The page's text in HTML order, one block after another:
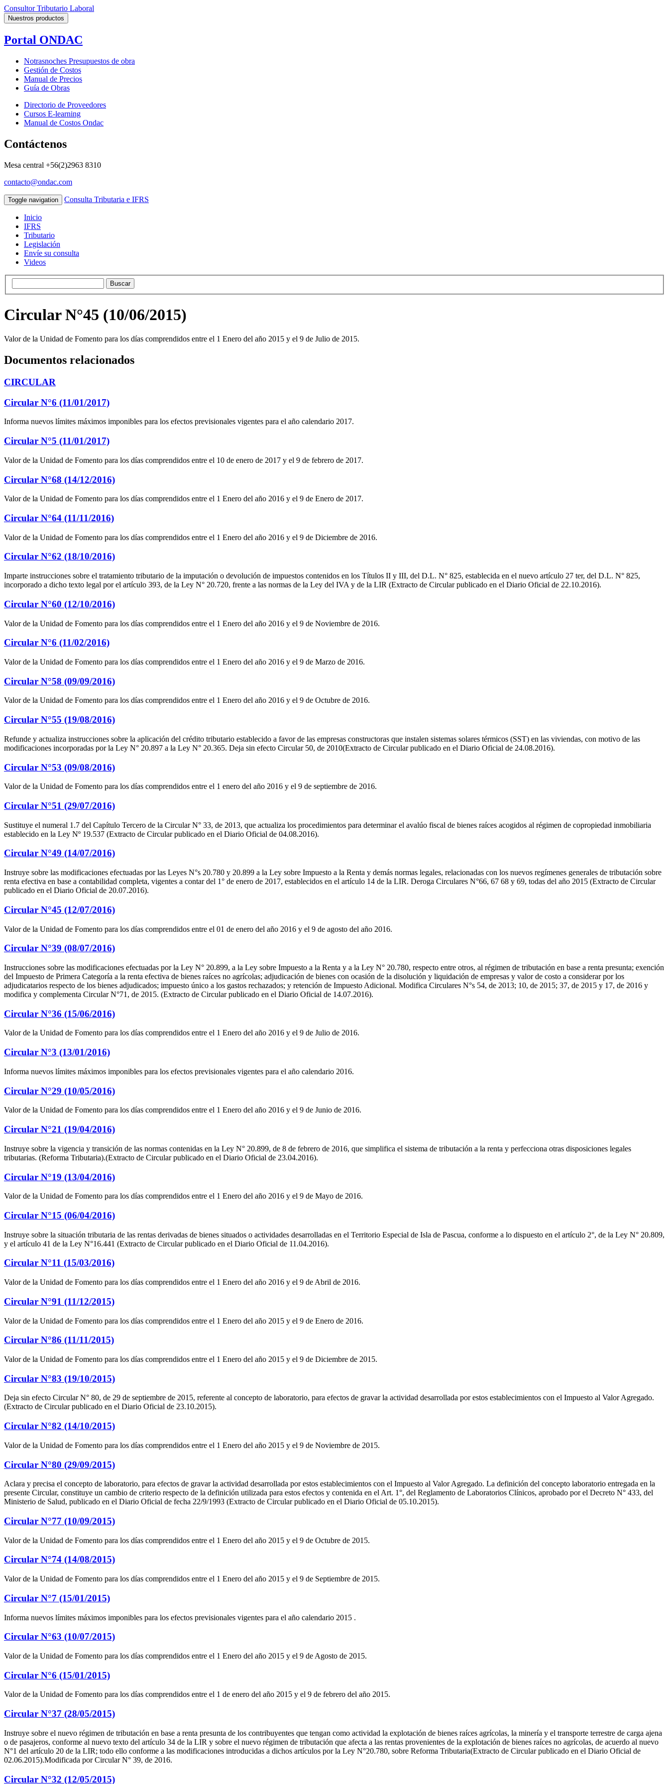
Consultor Tributario Laboral
Nuestros productos
Portal ONDAC
Notrasnoches Presupuestos de obra
Gestión de Costos
Manual de Precios
Guía de Obras
Directorio de Proveedores
Cursos E-learning
Manual de Costos Ondac
Contáctenos
Mesa central +56(2)2963 8310
contacto@ondac.com
Toggle navigation Consulta Tributaria e IFRS
Inicio
IFRS
Tributario
Legislación
Envíe su consulta
Videos
Circular N°45 (10/06/2015)
Valor de la Unidad de Fomento para los días comprendidos entre el 1 Enero del año 2015 y el 9 de Julio de 2015.
Documentos relacionados
CIRCULAR
Circular N°6 (11/01/2017)
Informa nuevos límites máximos imponibles para los efectos previsionales vigentes para el año calendario 2017.
Circular N°5 (11/01/2017)
Valor de la Unidad de Fomento para los días comprendidos entre el 10 de enero de 2017 y el 9 de febrero de 2017.
Circular N°68 (14/12/2016)
Valor de la Unidad de Fomento para los días comprendidos entre el 1 Enero del año 2016 y el 9 de Enero de 2017.
Circular N°64 (11/11/2016)
Valor de la Unidad de Fomento para los días comprendidos entre el 1 Enero del año 2016 y el 9 de Diciembre de 2016.
Circular N°62 (18/10/2016)
Imparte instrucciones sobre el tratamiento tributario de la imputación o devolución de impuestos contenidos en los Títulos II y III, del D.L. N° 825, establecida en el nuevo artículo 27 ter, del D.L. N° 825,
incorporado a dicho texto legal por el artículo 393, de la Ley N° 20.720, frente a las normas de la Ley del IVA y de la LIR (Extracto de Circular publicado en el Diario Oficial de 22.10.2016).
Circular N°60 (12/10/2016)
Valor de la Unidad de Fomento para los días comprendidos entre el 1 Enero del año 2016 y el 9 de Noviembre de 2016.
Circular N°6 (11/02/2016)
Valor de la Unidad de Fomento para los días comprendidos entre el 1 Enero del año 2016 y el 9 de Marzo de 2016.
Circular N°58 (09/09/2016)
Valor de la Unidad de Fomento para los días comprendidos entre el 1 Enero del año 2016 y el 9 de Octubre de 2016.
Circular N°55 (19/08/2016)
Refunde y actualiza instrucciones sobre la aplicación del crédito tributario establecido a favor de las empresas constructoras que instalen sistemas solares térmicos (SST) en las viviendas, con motivo de las
modificaciones incorporadas por la Ley N° 20.897 a la Ley N° 20.365. Deja sin efecto Circular 50, de 2010(Extracto de Circular publicado en el Diario Oficial de 24.08.2016).
Circular N°53 (09/08/2016)
Valor de la Unidad de Fomento para los días comprendidos entre el 1 enero del año 2016 y el 9 de septiembre de 2016.
Circular N°51 (29/07/2016)
Sustituye el numeral 1.7 del Capítulo Tercero de la Circular N° 33, de 2013, que actualiza los procedimientos para determinar el avalúo fiscal de bienes raíces acogidos al régimen de copropiedad inmobiliaria
establecido en la Ley Nº 19.537 (Extracto de Circular publicado en el Diario Oficial de 04.08.2016).
Circular N°49 (14/07/2016)
Instruye sobre las modificaciones efectuadas por las Leyes N°s 20.780 y 20.899 a la Ley sobre Impuesto a la Renta y demás normas legales, relacionadas con los nuevos regímenes generales de tributación sobre
renta efectiva en base a contabilidad completa, vigentes a contar del 1° de enero de 2017, establecidos en el artículo 14 de la LIR. Deroga Circulares N°66, 67 68 y 69, todas del año 2015 (Extracto de Circular
publicado en el Diario Oficial de 20.07.2016).
Circular N°45 (12/07/2016)
Valor de la Unidad de Fomento para los días comprendidos entre el 01 de enero del año 2016 y el 9 de agosto del año 2016.
Circular N°39 (08/07/2016)
Instrucciones sobre las modificaciones efectuadas por la Ley N° 20.899, a la Ley sobre Impuesto a la Renta y a la Ley N° 20.780, respecto entre otros, al régimen de tributación en base a renta presunta; exención
del Impuesto de Primera Categoría a la renta efectiva de bienes raíces no agrícolas; adjudicación de bienes con ocasión de la disolución y liquidación de empresas y valor de costo a considerar por los
adjudicatarios respecto de los bienes adjudicados; impuesto único a los gastos rechazados; y retención de Impuesto Adicional. Modifica Circulares N°s 54, de 2013; 10, de 2015; 37, de 2015 y 17, de 2016 y
modifica y complementa Circular N°71, de 2015. (Extracto de Circular publicado en el Diario Oficial de 14.07.2016).
Circular N°36 (15/06/2016)
Valor de la Unidad de Fomento para los días comprendidos entre el 1 Enero del año 2016 y el 9 de Julio de 2016.
Circular N°3 (13/01/2016)
Informa nuevos límites máximos imponibles para los efectos previsionales vigentes para el año calendario 2016.
Circular N°29 (10/05/2016)
Valor de la Unidad de Fomento para los días comprendidos entre el 1 Enero del año 2016 y el 9 de Junio de 2016.
Circular N°21 (19/04/2016)
Instruye sobre la vigencia y transición de las normas contenidas en la Ley N° 20.899, de 8 de febrero de 2016, que simplifica el sistema de tributación a la renta y perfecciona otras disposiciones legales
tributarias. (Reforma Tributaria).(Extracto de Circular publicado en el Diario Oficial de 23.04.2016).
Circular N°19 (13/04/2016)
Valor de la Unidad de Fomento para los días comprendidos entre el 1 Enero del año 2016 y el 9 de Mayo de 2016.
Circular N°15 (06/04/2016)
Instruye sobre la situación tributaria de las rentas derivadas de bienes situados o actividades desarrolladas en el Territorio Especial de Isla de Pascua, conforme a lo dispuesto en el artículo 2°, de la Ley N° 20.809,
y el artículo 41 de la Ley N°16.441 (Extracto de Circular publicado en el Diario Oficial de 11.04.2016).
Circular N°11 (15/03/2016)
Valor de la Unidad de Fomento para los días comprendidos entre el 1 Enero del año 2016 y el 9 de Abril de 2016.
Circular N°91 (11/12/2015)
Valor de la Unidad de Fomento para los días comprendidos entre el 1 Enero del año 2015 y el 9 de Enero de 2016.
Circular N°86 (11/11/2015)
Valor de la Unidad de Fomento para los días comprendidos entre el 1 Enero del año 2015 y el 9 de Diciembre de 2015.
Circular N°83 (19/10/2015)
Deja sin efecto Circular N° 80, de 29 de septiembre de 2015, referente al concepto de laboratorio, para efectos de gravar la actividad desarrollada por estos establecimientos con el Impuesto al Valor Agregado.
(Extracto de Circular publicado en el Diario Oficial de 23.10.2015).
Circular N°82 (14/10/2015)
Valor de la Unidad de Fomento para los días comprendidos entre el 1 Enero del año 2015 y el 9 de Noviembre de 2015.
Circular N°80 (29/09/2015)
Aclara y precisa el concepto de laboratorio, para efectos de gravar la actividad desarrollada por estos establecimientos con el Impuesto al Valor Agregado. La definición del concepto laboratorio entregada en la
presente Circular, constituye un cambio de criterio respecto de la definición utilizada para estos efectos y contenida en el Art. 1°, del Reglamento de Laboratorios Clínicos, aprobado por el Decreto N° 433, del
Ministerio de Salud, publicado en el Diario Oficial de fecha 22/9/1993 (Extracto de Circular publicado en el Diario Oficial de 05.10.2015).
Circular N°77 (10/09/2015)
Valor de la Unidad de Fomento para los días comprendidos entre el 1 Enero del año 2015 y el 9 de Octubre de 2015.
Circular N°74 (14/08/2015)
Valor de la Unidad de Fomento para los días comprendidos entre el 1 Enero del año 2015 y el 9 de Septiembre de 2015.
Circular N°7 (15/01/2015)
Informa nuevos límites máximos imponibles para los efectos previsionales vigentes para el año calendario 2015 .
Circular N°63 (10/07/2015)
Valor de la Unidad de Fomento para los días comprendidos entre el 1 Enero del año 2015 y el 9 de Agosto de 2015.
Circular N°6 (15/01/2015)
Valor de la Unidad de Fomento para los días comprendidos entre el 1 de enero del año 2015 y el 9 de febrero del año 2015.
Circular N°37 (28/05/2015)
Instruye sobre el nuevo régimen de tributación en base a renta presunta de los contribuyentes que tengan como actividad la explotación de bienes raíces agrícolas, la minería y el transporte terrestre de carga ajena
o de pasajeros, conforme al nuevo texto del artículo 34 de la LIR y sobre el nuevo régimen de tributación que afecta a las rentas provenientes de la explotación de bienes raíces no agrícolas, de acuerdo al nuevo
N°1 del artículo 20 de la LIR; todo ello conforme a las modificaciones introducidas a dichos artículos por la Ley N°20.780, sobre Reforma Tributaria(Extracto de Circular publicado en el Diario Oficial de
02.06.2015).Modificada por Circular N° 39, de 2016.
Circular N°32 (12/05/2015)